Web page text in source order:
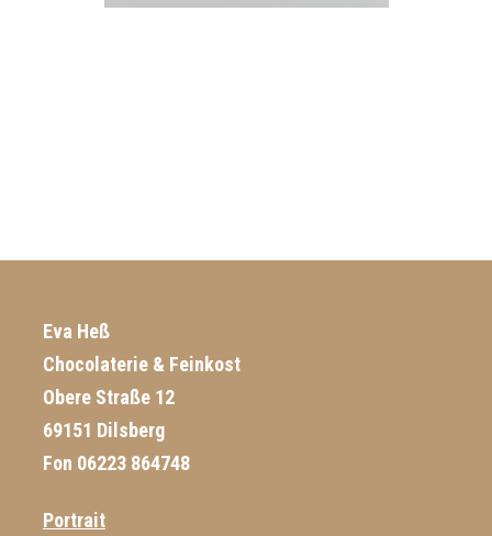
Eva Heß
Chocolaterie & Feinkost
Obere Straße 12
69151 Dilsberg
Fon 06223 864748
Portrait